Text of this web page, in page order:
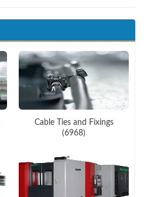
Cable Ties and Fixings
(6968)